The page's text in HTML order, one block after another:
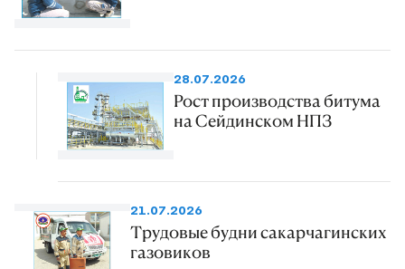
28.07.2026
Рост производства битума
на Сейдинском НПЗ
21.07.2026
Трудовые будни сакарчагинских
газовиков